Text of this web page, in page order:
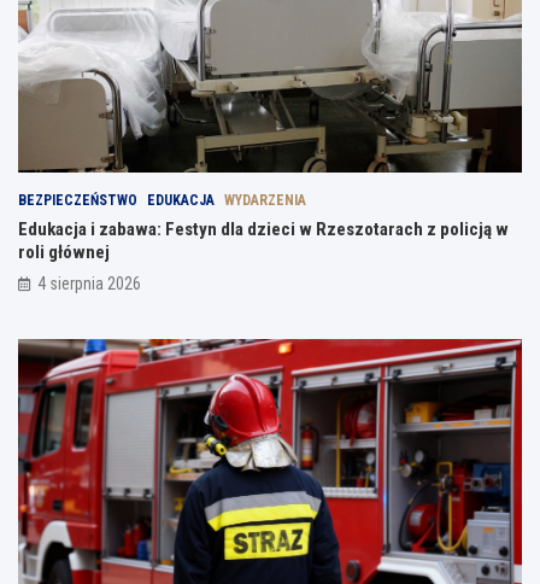
BEZPIECZEŃSTWO EDUKACJA WYDARZENIA
Edukacja i zabawa: Festyn dla dzieci w Rzeszotarach z policją w
roli głównej
4 sierpnia 2026